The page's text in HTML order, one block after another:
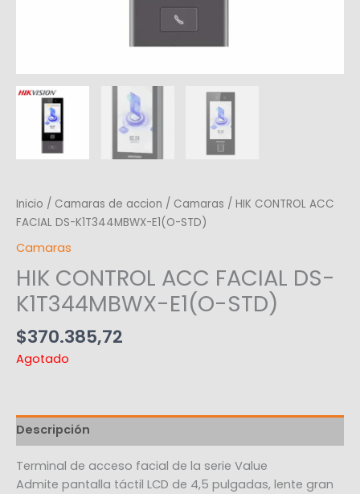
Inicio / Camaras de accion / Camaras / HIK CONTROL ACC
FACIAL DS-K1T344MBWX-E1(O-STD)
Camaras
HIK CONTROL ACC FACIAL DS-
K1T344MBWX-E1(O-STD)
$370.385,72
Agotado
Descripción
Terminal de acceso facial de la serie Value
Admite pantalla táctil LCD de 4,5 pulgadas, lente gran